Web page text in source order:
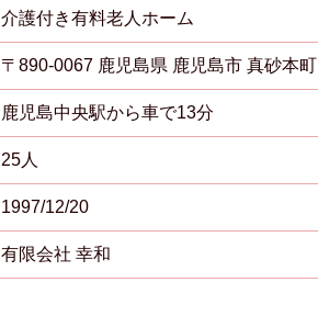
介護付き有料老人ホーム
〒890-0067 鹿児島県 鹿児島市 真砂本町
鹿児島中央駅から車で13分
25人
1997/12/20
有限会社 幸和